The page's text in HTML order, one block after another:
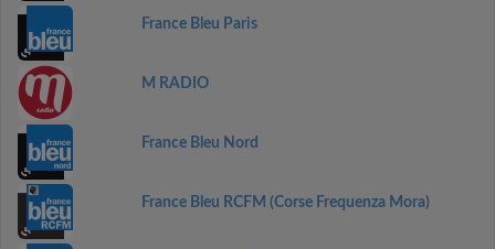
France Bleu Paris
M RADIO
France Bleu Nord
France Bleu RCFM (Corse Frequenza Mora)